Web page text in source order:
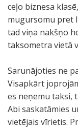
ceļo biznesa
mugursomu pret
tad viņa nakšņo
taksometra vietā
Sarunājoties ne
Visapkārt
es neņemu taksi,
Abi saskatāmies
vietējais vīrietis.